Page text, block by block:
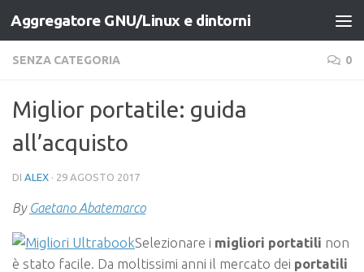
Salta al contenuto
Aggregatore GNU/Linux e dintorni
SENZA CATEGORIA 0
Miglior portatile: guida
all’acquisto
DI ALEX · 29 AGOSTO 2017
By Gaetano Abatemarco
Selezionare i migliori portatili non
è stato facile. Da moltissimi anni il mercato dei portatili